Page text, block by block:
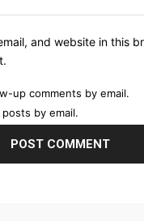
and website in this
up comments by email.
by email.